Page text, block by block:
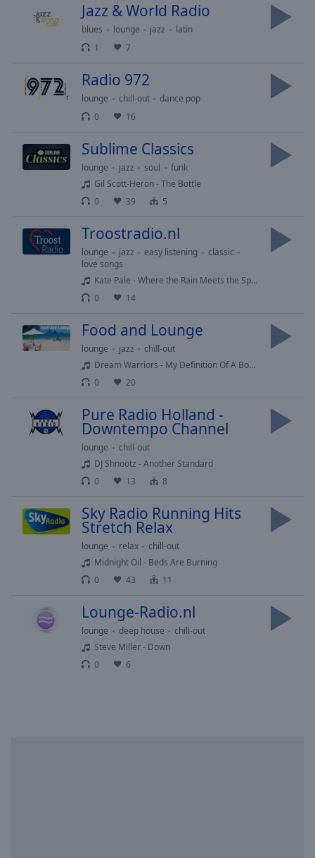
Fullscreen
modal
window.
dialog
cancel
Color
Background
Caption
Opacity
Jazz & World Radio
blues lounge jazz
latin
1
7
Radio 972
lounge chill-out
dance pop
0
16
Sublime Classics
lounge jazz soul
funk
Gil Scott-Heron - The Bottle
0
39 5
Troostradio.nl
lounge jazz easy listening
classic
love songs
Kate Pale - Where the Rain Meets the Spark
0
14
Food and Lounge
lounge jazz
chill-out
Dream Warriors - My Definition Of A Boombastic Jazz Style
0
20
Pure Radio Holland -
Downtempo Channel
lounge
chill-out
DJ Shnootz - Another Standard
0
13 8
Sky Radio Running Hits
Stretch Relax
lounge relax
chill-out
Midnight Oil - Beds Are Burning
0
43 11
Lounge-Radio.nl
lounge deep house
chill-out
Steve Miller - Down
0
6